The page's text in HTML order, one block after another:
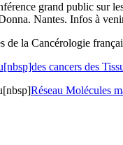
grand public sur
Nantes. Infos à
de la Cancérologie
cancers des
Réseau Molécules